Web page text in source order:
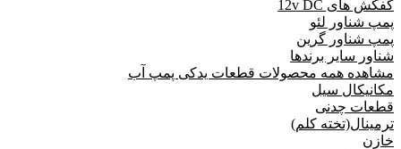
کفکش های 12v DC
پمپ شناور لئو
پمپ شناور گرین
شناور سایر برندها
مشاهده همه محصولات قطعات یدکی پمپ آب
مکانیکال سیل
قطعات چدنی
ترمینال(تخته کلم)
خازن